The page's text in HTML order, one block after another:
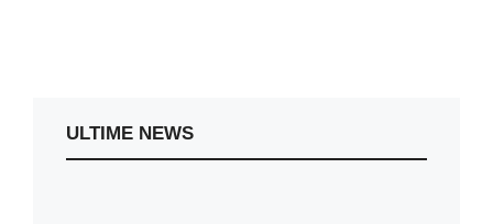
ULTIME NEWS